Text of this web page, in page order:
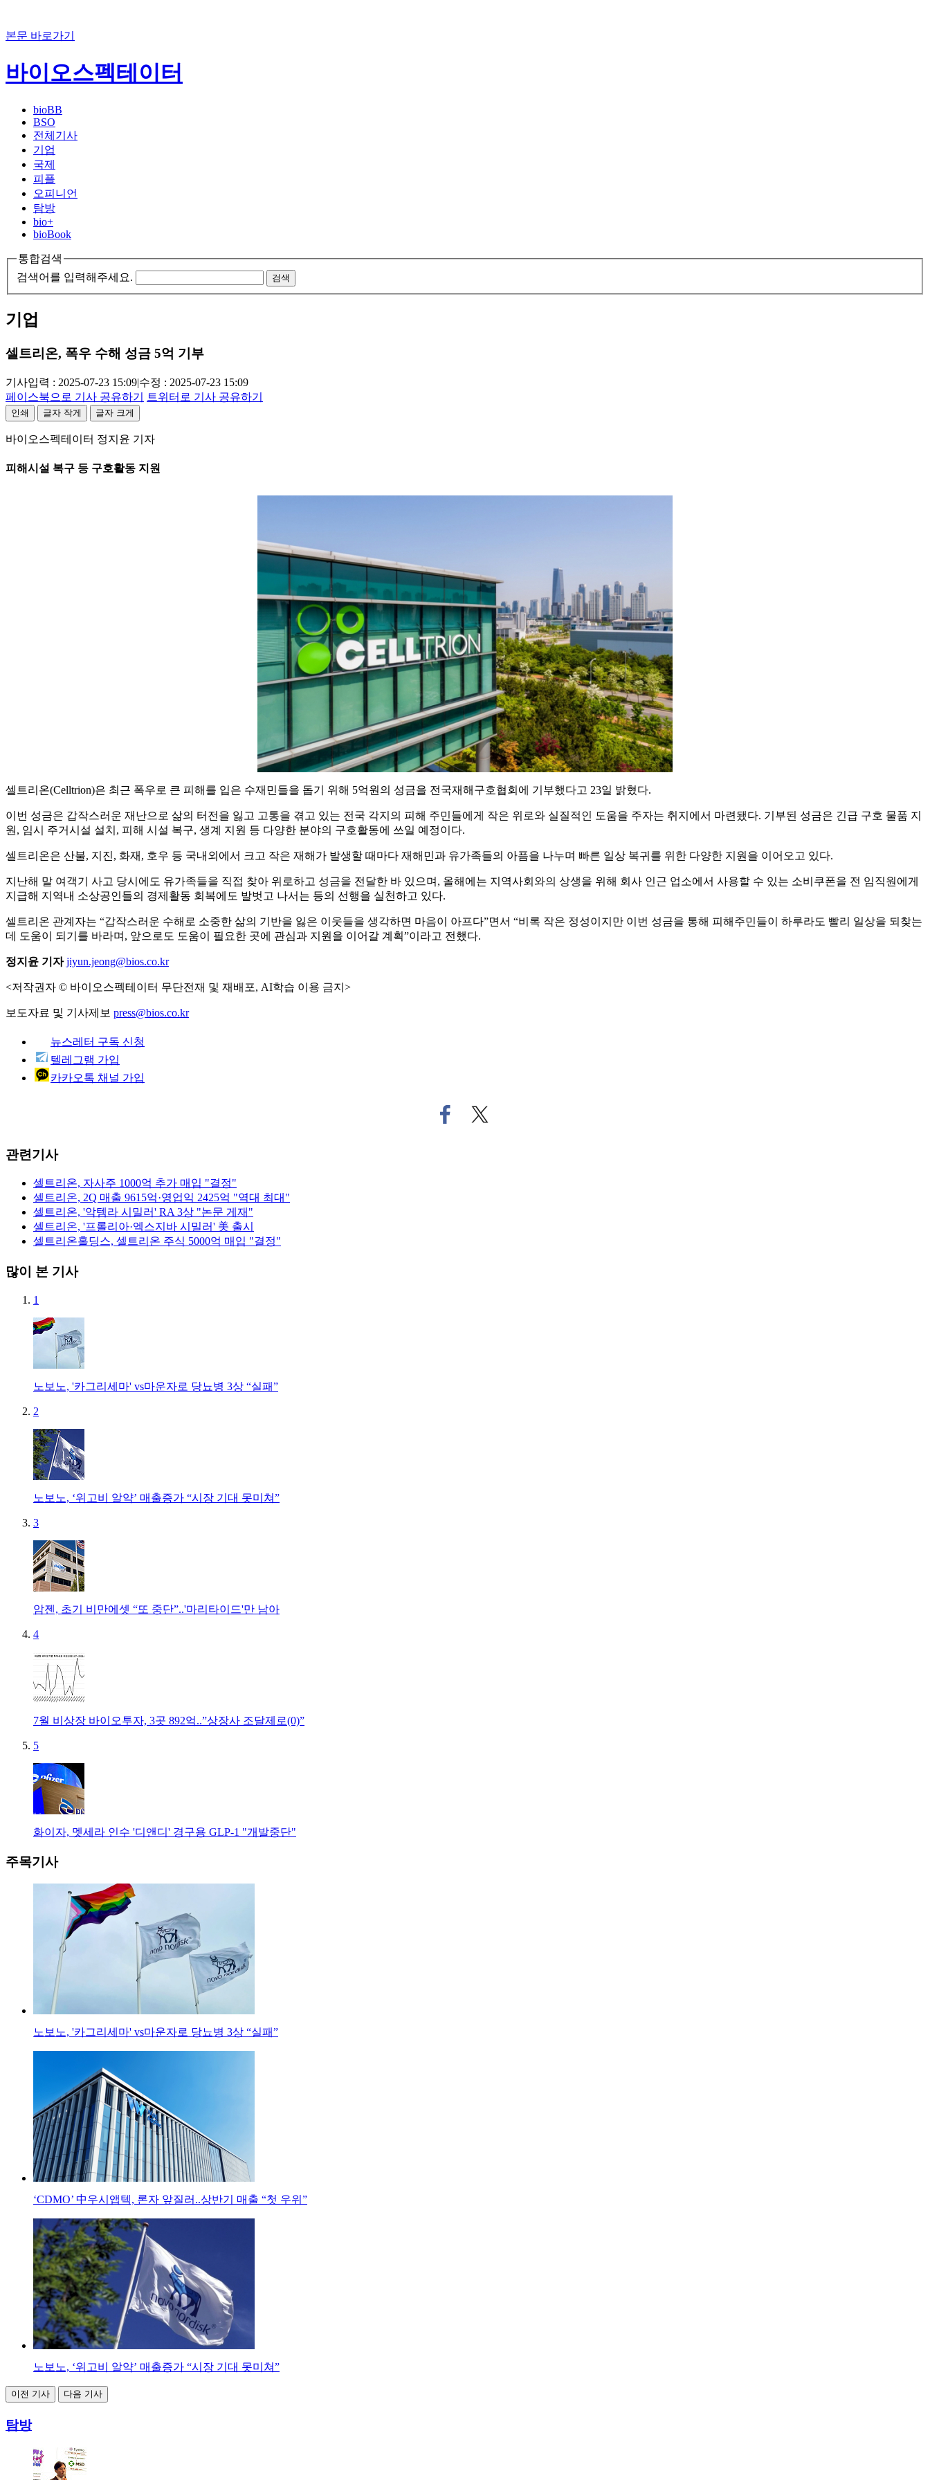
본문 바로가기
바이오스펙테이터
bioBB
BSO
전체기사
기업
국제
피플
오피니언
탐방
bio+
bioBook
통합검색
검색어를 입력해주세요.
검색
기업
셀트리온, 폭우 수해 성금 5억 기부
기사입력 : 2025-07-23 15:09|수정 : 2025-07-23 15:09
페이스북으로 기사 공유하기
트위터로 기사 공유하기
인쇄 글자 작게 글자 크게
바이오스펙테이터 정지윤 기자
피해시설 복구 등 구호활동 지원
셀트리온(Celltrion)은 최근 폭우로 큰 피해를 입은 수재민들을 돕기 위해 5억원의 성금을 전국재해구호협회에 기부했다고 23일 밝혔다.
이번 성금은 갑작스러운 재난으로 삶의 터전을 잃고 고통을 겪고 있는 전국 각지의 피해 주민들에게 작은 위로와 실질적인 도움을 주자는 취지에서 마련됐다. 기부된 성금은 긴급 구호 물품 지
원, 임시 주거시설 설치, 피해 시설 복구, 생계 지원 등 다양한 분야의 구호활동에 쓰일 예정이다.
셀트리온은 산불, 지진, 화재, 호우 등 국내외에서 크고 작은 재해가 발생할 때마다 재해민과 유가족들의 아픔을 나누며 빠른 일상 복귀를 위한 다양한 지원을 이어오고 있다.
지난해 말 여객기 사고 당시에도 유가족들을 직접 찾아 위로하고 성금을 전달한 바 있으며, 올해에는 지역사회와의 상생을 위해 회사 인근 업소에서 사용할 수 있는 소비쿠폰을 전 임직원에게
지급해 지역내 소상공인들의 경제활동 회복에도 발벗고 나서는 등의 선행을 실천하고 있다.
셀트리온 관계자는 “갑작스러운 수해로 소중한 삶의 기반을 잃은 이웃들을 생각하면 마음이 아프다”면서 “비록 작은 정성이지만 이번 성금을 통해 피해주민들이 하루라도 빨리 일상을 되찾는
데 도움이 되기를 바라며, 앞으로도 도움이 필요한 곳에 관심과 지원을 이어갈 계획”이라고 전했다.
정지윤 기자 jiyun.jeong@bios.co.kr
<저작권자 © 바이오스펙테이터 무단전재 및 재배포, AI학습 이용 금지>
보도자료 및 기사제보 press@bios.co.kr
뉴스레터 구독 신청
텔레그램 가입
카카오톡 채널 가입
페
이
트
위
관련기사
셀트리온, 자사주 1000억 추가 매입 "결정"
셀트리온, 2Q 매출 9615억·영업익 2425억 "역대 최대"
셀트리온, '악템라 시밀러' RA 3상 "논문 게재"
셀트리온, '프롤리아·엑스지바 시밀러' 美 출시
셀트리온홀딩스, 셀트리온 주식 5000억 매입 "결정"
많이 본 기사
1
노보노, '카그리세마' vs마운자로 당뇨병 3상 “실패”
2
노보노, ‘위고비 알약’ 매출증가 “시장 기대 못미쳐”
3
암젠, 초기 비만에셋 “또 중단”..'마리타이드'만 남아
4
7월 비상장 바이오투자, 3곳 892억..”상장사 조달제로(0)”
5
화이자, 멧세라 인수 '디앤디' 경구용 GLP-1 "개발중단"
주목기사
노보노, '카그리세마' vs마운자로 당뇨병 3상 “실패”
‘CDMO’ 中우시앱텍, 론자 앞질러..상반기 매출 “첫 우위”
노보노, ‘위고비 알약’ 매출증가 “시장 기대 못미쳐”
이전 기사 다음 기사
탐방